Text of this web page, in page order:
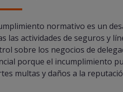
normativo es un
las actividades de seguros y
sobre los negocios de
porque el incumplimiento
multas y daños a la